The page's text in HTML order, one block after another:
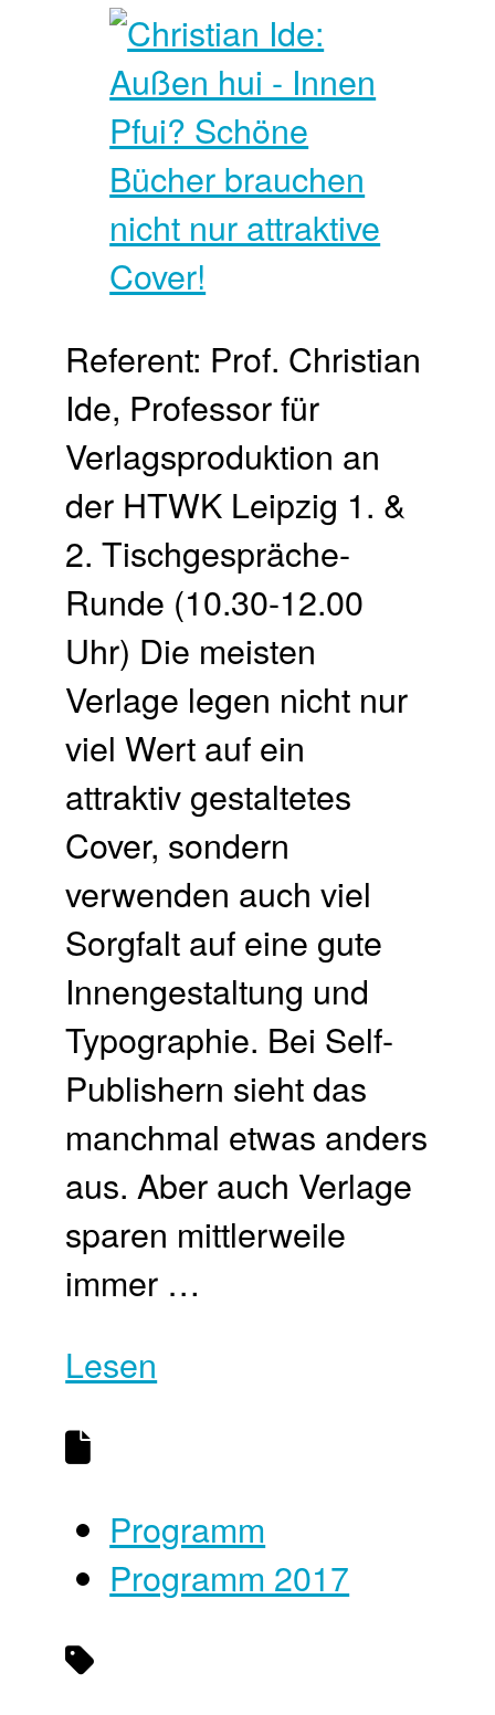
Referent: Prof. Christian
Ide, Professor für
Verlagsproduktion an
der HTWK Leipzig 1. &
2. Tischgespräche-
Runde (10.30-12.00
Uhr) Die meisten
Verlage legen nicht nur
viel Wert auf ein
attraktiv gestaltetes
Cover, sondern
verwenden auch viel
Sorgfalt auf eine gute
Innengestaltung und
Typographie. Bei Self-
Publishern sieht das
manchmal etwas anders
aus. Aber auch Verlage
sparen mittlerweile
immer …
Lesen
Programm
Programm 2017